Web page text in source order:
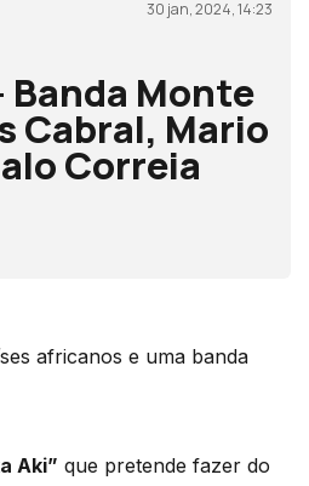
30 jan, 2024, 14:23
Banda Monte
Cabral, Mario
Correia
africanos e uma banda
Aki” que pretende fazer do